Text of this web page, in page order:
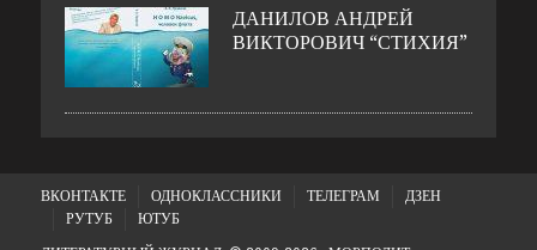
ДАНИЛОВ АНДРЕЙ
ВИКТОРОВИЧ “СТИХИЯ”
ВКОНТАКТЕ ОДНОКЛАССНИКИ ТЕЛЕГРАМ
ДЗЕН
РУТУБ
ЮТУБ